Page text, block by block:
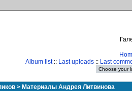
Album list:: Last uploads :: Last
> Материалы Андрея Литвинова